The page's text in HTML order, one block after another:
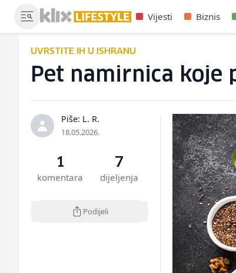
Vijesti Biznis
UVRSTITE IH U ISHRANU
Pet namirnica koje
Piše: L. R.
18.05.2026.
1
komentara
7
dijeljenja
Podijeli